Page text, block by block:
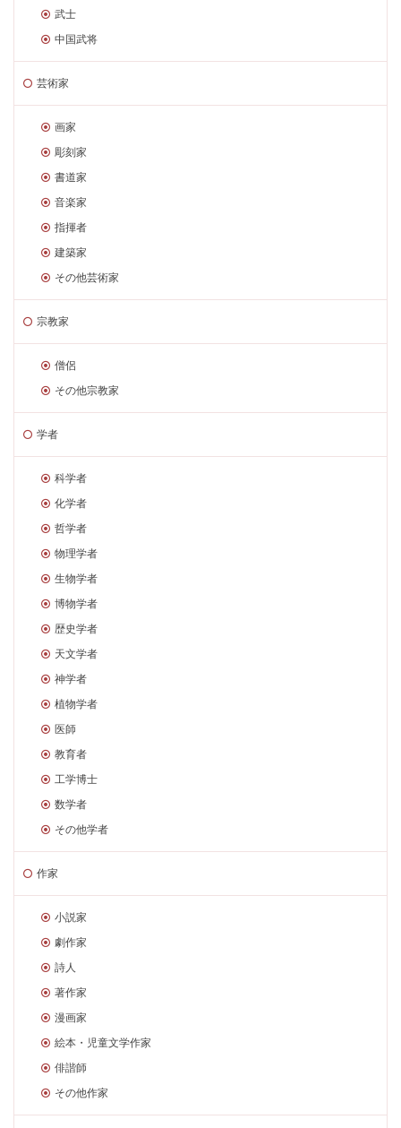
武士
中国武将
芸術家
画家
彫刻家
書道家
音楽家
指揮者
建築家
その他芸術家
宗教家
僧侶
その他宗教家
学者
科学者
化学者
哲学者
物理学者
生物学者
博物学者
歴史学者
天文学者
神学者
植物学者
医師
教育者
工学博士
数学者
その他学者
作家
小説家
劇作家
詩人
著作家
漫画家
絵本・児童文学作家
俳諧師
その他作家